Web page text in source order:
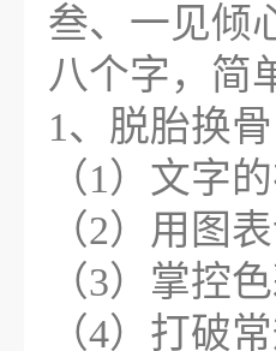
叁、一见倾
八个字，简
1、脱胎换
（1）文字
（2）用图
（3）掌控
（4）打破